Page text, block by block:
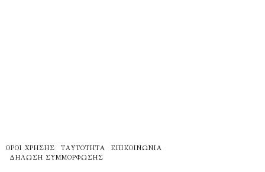
ΌΡΟΙ ΧΡΉΣΗΣ ΤΑΥΤΌΤΗΤΑ
ΕΠΙΚΟΙΝΩΝΊΑ
ΔΉΛΩΣΗ ΣΥΜΜΌΡΦΩΣΗΣ